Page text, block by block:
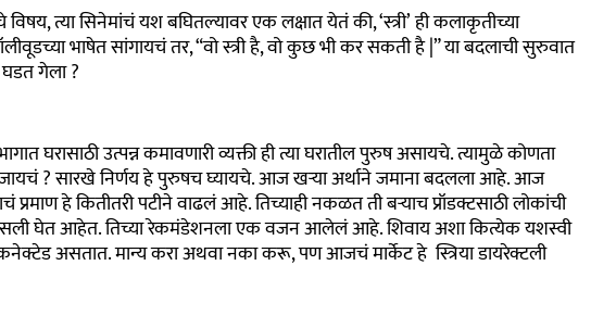
विषय,त्या सिनेमांचं यश बघितल्यावर एक लक्षात येतं की,‘स्त्री’ही कलाकृतीच्या
भाषेत सांगायचं तर, “वो स्त्री है,वो कुछ भी कर सकती है|”या बदलाची सुरुवात
गेला?
घरासाठी उत्पन्न कमावणारी व्यक्ती ही त्या घरातील पुरुष असायचे. त्यामुळे कोणता
?सारखे निर्णय हे पुरुषच घ्यायचे. आज खऱ्या अर्थाने जमाना बदलला आहे. आज
प्रमाण हे कितीतरी पटीने वाढलं आहे. तिच्याही नकळत ती बऱ्याच प्रॉडक्टसाठी लोकांची
घेत आहेत.तिच्या रेकमंडेशनला एक वजन आलेलं आहे. शिवाय अशा कित्येक यशस्वी
असतात. मान्य करा अथवा नका करू,पण आजचं मार्केट हे स्त्रिया डायरेक्टली